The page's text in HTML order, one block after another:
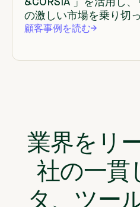
&CORSIA 」を活用し
の激しい市場を乗り切
顧客事例を読む
業界をリ
社の一貫
タ、ツー